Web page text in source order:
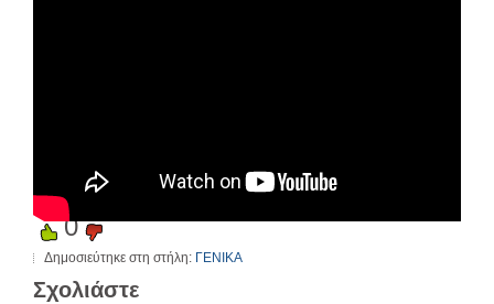
0
Δημοσιεύτηκε στη στήλη: ΓΕΝΙΚΑ
Σχολιάστε